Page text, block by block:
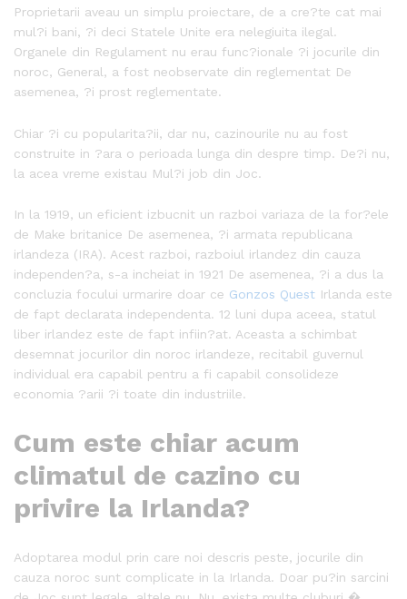
Proprietarii aveau un simplu proiectare, de a cre?te cat mai
mul?i bani, ?i deci Statele Unite era nelegiuita ilegal.
Organele din Regulament nu erau func?ionale ?i jocurile din
noroc, General, a fost neobservate din reglementat De
asemenea, ?i prost reglementate.
Chiar ?i cu popularita?ii, dar nu, cazinourile nu au fost
construite in ?ara o perioada lunga din despre timp. De?i nu,
la acea vreme existau Mul?i job din Joc.
In la 1919, un eficient izbucnit un razboi variaza de la for?ele
de Make britanice De asemenea, ?i armata republicana
irlandeza (IRA). Acest razboi, razboiul irlandez din cauza
independen?a, s-a incheiat in 1921 De asemenea, ?i a dus la
concluzia focului urmarire doar ce Gonzos Quest Irlanda este
de fapt declarata independenta. 12 luni dupa aceea, statul
liber irlandez este de fapt infiin?at. Aceasta a schimbat
desemnat jocurilor din noroc irlandeze, recitabil guvernul
individual era capabil pentru a fi capabil consolideze
economia ?arii ?i toate din industriile.
Cum este chiar acum
climatul de cazino cu
privire la Irlanda?
Adoptarea modul prin care noi descris peste, jocurile din
cauza noroc sunt complicate in la Irlanda. Doar pu?in sarcini